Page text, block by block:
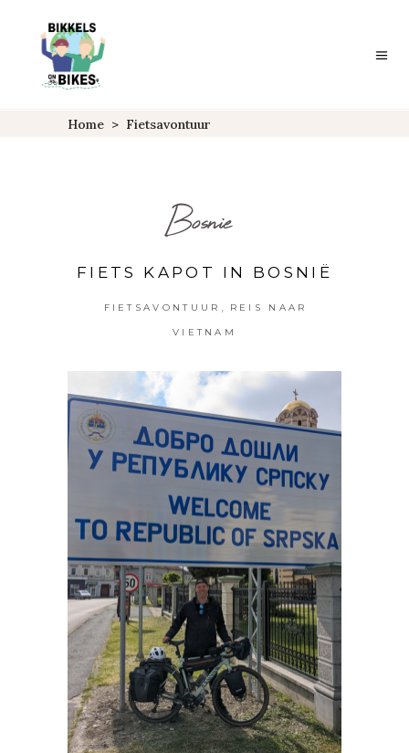
Home > Fietsavontuur
Bosnie
FIETS KAPOT IN BOSNIË
FIETSAVONTUUR REIS NAAR
VIETNAM